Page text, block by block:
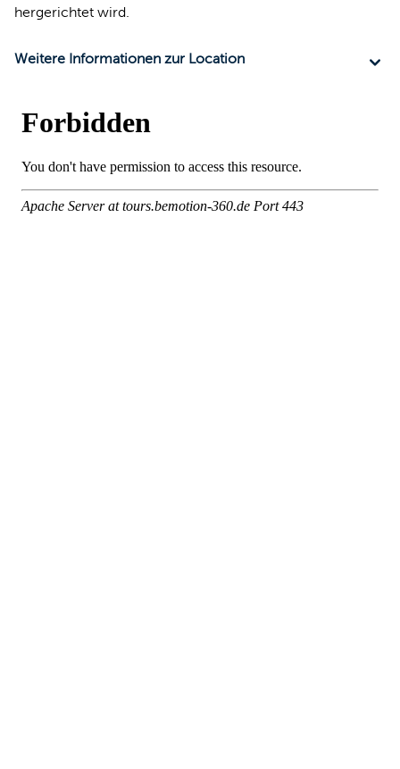
hergerichtet wird.
Weitere Informationen zur Location